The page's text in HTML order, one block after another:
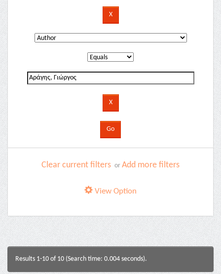
Clear current filters or Add more filters
View Option
Results 1-10 of 10 (Search time: 0.004 seconds).